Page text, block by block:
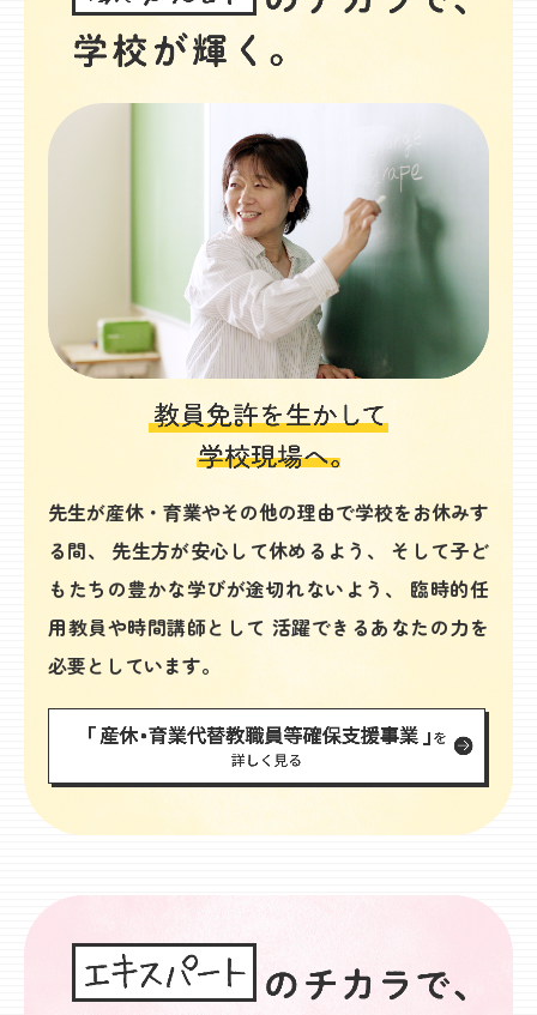
先生が産休・育業やその他の理由で学校をお休みす
る間、
先生方が安心して休めるよう、
そして子ど
もたちの豊かな学びが途切れないよう、
臨時的任
用教員や時間講師として 活躍できるあなたの力を
必要としています。